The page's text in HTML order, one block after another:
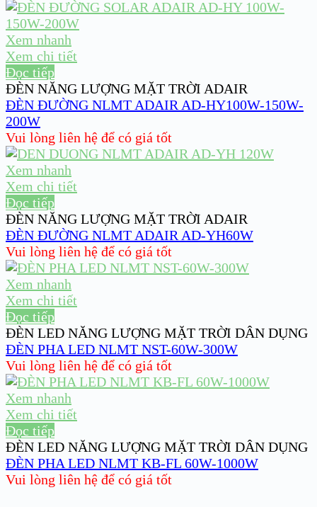
Xem nhanh
Xem chi tiết
Đọc tiếp
ĐÈN NĂNG LƯỢNG MẶT TRỜI ADAIR
ĐÈN ĐƯỜNG NLMT ADAIR AD-HY100W-150W-
200W
Vui lòng liên hệ để có giá tốt
Xem nhanh
Xem chi tiết
Đọc tiếp
ĐÈN NĂNG LƯỢNG MẶT TRỜI ADAIR
ĐÈN ĐƯỜNG NLMT ADAIR AD-YH60W
Vui lòng liên hệ để có giá tốt
Xem nhanh
Xem chi tiết
Đọc tiếp
ĐÈN LED NĂNG LƯỢNG MẶT TRỜI DÂN DỤNG
ĐÈN PHA LED NLMT NST-60W-300W
Vui lòng liên hệ để có giá tốt
Xem nhanh
Xem chi tiết
Đọc tiếp
ĐÈN LED NĂNG LƯỢNG MẶT TRỜI DÂN DỤNG
ĐÈN PHA LED NLMT KB-FL 60W-1000W
Vui lòng liên hệ để có giá tốt